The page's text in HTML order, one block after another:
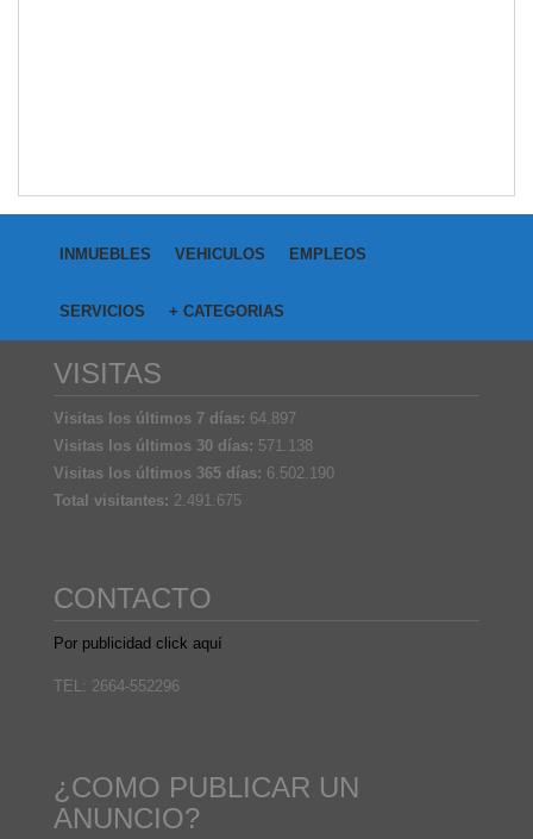
INMUEBLES VEHICULOS EMPLEOS
SERVICIOS + CATEGORIAS
VISITAS
Visitas los últimos 7 días: 64.897
Visitas los últimos 30 días: 571.138
Visitas los últimos 365 días: 6.502.190
Total visitantes: 2.491.675
CONTACTO
Por publicidad click aquí
TEL: 2664-552296
¿COMO PUBLICAR UN
ANUNCIO?